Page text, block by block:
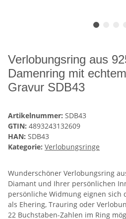
Verlobungsring aus
Damenring mit
Gravur SDB43
Artikelnummer: SDB43
GTIN: 4893243132609
HAN: SDB43
Kategorie: Verlobungsringe
Wunderschöner Verlobungsring
Diamant und Ihrer persönlichen
persönliche Widmung eignen sich
als Ehering, Trauring oder
22 Buchstaben-Zahlen im Ring